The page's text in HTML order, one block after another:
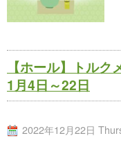
【ホール】トル
1月4日～22日
2022年12月22日